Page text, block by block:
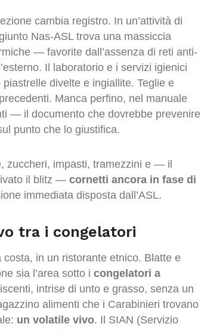
cambia registro. In un’attività di
Nas-ASL trova una massiccia
— favorite dall’assenza di reti anti-
Il laboratorio e i servizi igienici
divelte e ingiallite. Teglie e
Manca perfino, nel manuale
— il documento che dovrebbe prevenire
punto che lo giustifica.
zuccheri, impasti, tramezzini e — il
il blitz — cornetti ancora in fase di
immediata disposta dall’ASL.
tra i congelatori
costa, in un ristorante etnico. Blatte e
sia l’area sotto i congelatori a
intrise di unto e grasso, senza un
alimenti che i Carabinieri trovano
un volatile vivo. Il SIAN (Servizio